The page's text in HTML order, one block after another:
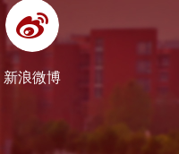
新浪微博